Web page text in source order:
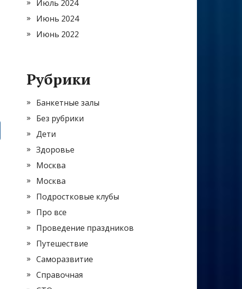
Июль 2024
Июнь 2024
Июнь 2022
Рубрики
Банкетные залы
Без рубрики
Дети
Здоровье
Москва
Москва
Подростковые клубы
Про все
Проведение праздников
Путешествие
Саморазвитие
Справочная